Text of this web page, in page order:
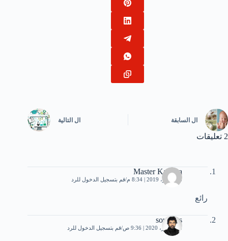
ال السابقة ال التالية
2 تعليقات
Master Kabaka
8 سبتمبر، 2019 | 8:34 م قم بتسجيل الدخول للرد
رائع
soundos
18 فبراير، 2020 | 9:36 ص قم بتسجيل الدخول للرد